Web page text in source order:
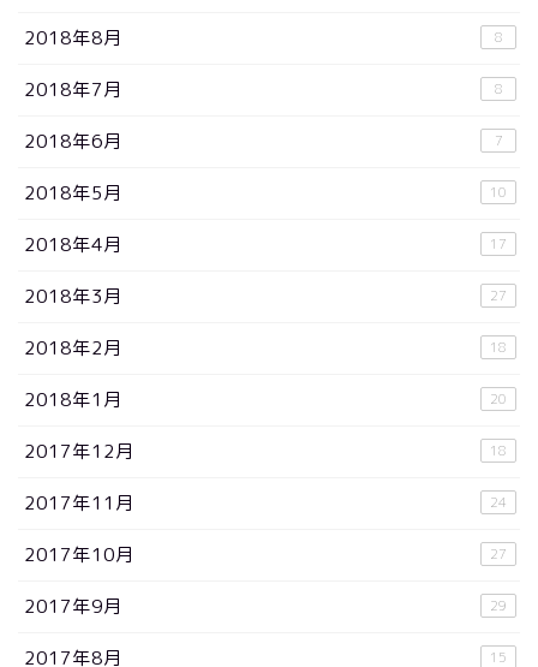
2018年8月 8
2018年7月 8
2018年6月 7
2018年5月 10
2018年4月 17
2018年3月 27
2018年2月 18
2018年1月 20
2017年12月 18
2017年11月 24
2017年10月 27
2017年9月 29
2017年8月 15